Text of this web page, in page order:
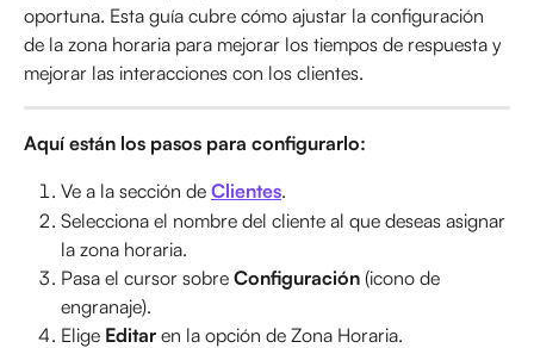
oportuna. Esta guía cubre cómo ajustar la configuración
de la zona horaria para mejorar los tiempos de respuesta y
mejorar las interacciones con los clientes.
Aquí están los pasos para configurarlo:
Ve a la sección de Clientes.
Selecciona el nombre del cliente al que deseas asignar
la zona horaria.
Pasa el cursor sobre Configuración (icono de
engranaje).
Elige Editar en la opción de Zona Horaria.